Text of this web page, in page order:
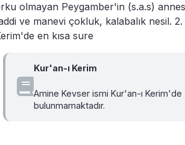
olmayan Peygamber'in (s.a.s)
ve manevi çokluk, kalabalık nesil. 2.
en kısa sure
Kur'an-ı Kerim
Amine Kevser ismi Kur'an-ı Kerim'de
bulunmamaktadır.